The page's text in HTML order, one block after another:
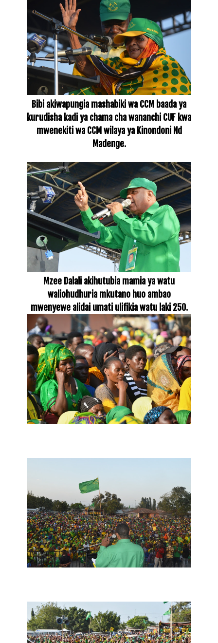
Bibi akiwapungia mashabiki wa CCM baada ya
kurudisha kadi ya chama cha wananchi CUF kwa
mwenekiti wa CCM wilaya ya Kinondoni Nd
Madenge.
Mzee Dalali akihutubia mamia ya watu
waliohudhuria mkutano huo ambao
mwenyewe alidai umati ulifikia watu laki 250.